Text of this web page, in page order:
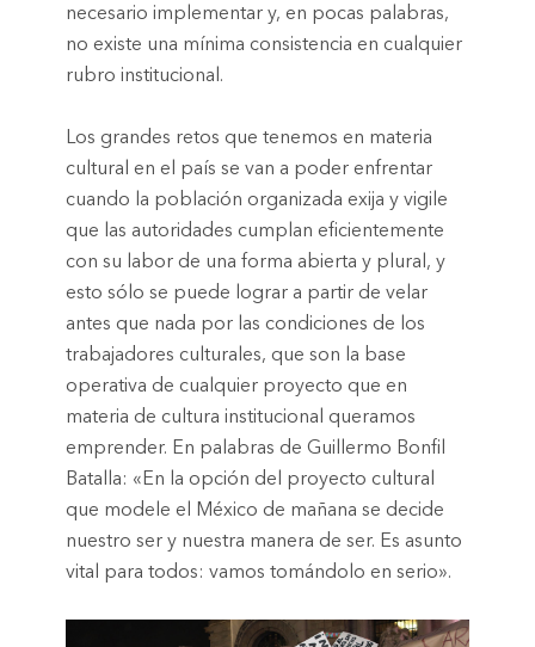
necesario implementar y, en pocas palabras,
no existe una mínima consistencia en cualquier
rubro institucional.
Los grandes retos que tenemos en materia
cultural en el país se van a poder enfrentar
cuando la población organizada exija y vigile
que las autoridades cumplan eficientemente
con su labor de una forma abierta y plural, y
esto sólo se puede lograr a partir de velar
antes que nada por las condiciones de los
trabajadores culturales, que son la base
operativa de cualquier proyecto que en
materia de cultura institucional queramos
emprender. En palabras de Guillermo Bonfil
Batalla: «En la opción del proyecto cultural
que modele el México de mañana se decide
nuestro ser y nuestra manera de ser. Es asunto
vital para todos: vamos tomándolo en serio».